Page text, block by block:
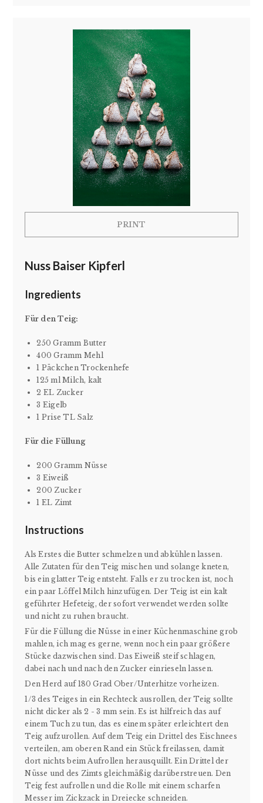
PRINT
Nuss Baiser Kipferl
Ingredients
Für den Teig:
250 Gramm Butter
400 Gramm Mehl
1 Päckchen Trockenhefe
125 ml Milch, kalt
2 EL Zucker
3 Eigelb
1 Prise TL Salz
Für die Füllung
200 Gramm Nüsse
3 Eiweiß
200 Zucker
1 EL Zimt
Instructions
Als Erstes die Butter schmelzen und abkühlen lassen.
Alle Zutaten für den Teig mischen und solange kneten,
bis ein glatter Teig entsteht. Falls er zu trocken ist, noch
ein paar Löffel Milch hinzufügen. Der Teig ist ein kalt
geführter Hefeteig, der sofort verwendet werden sollte
und nicht zu ruhen braucht.
Für die Füllung die Nüsse in einer Küchenmaschine grob
mahlen, ich mag es gerne, wenn noch ein paar größere
Stücke dazwischen sind. Das Eiweiß steif schlagen,
dabei nach und nach den Zucker einrieseln lassen.
Den Herd auf 180 Grad Ober/Unterhitze vorheizen.
1/3 des Teiges in ein Rechteck ausrollen, der Teig sollte
nicht dicker als 2 - 3 mm sein. Es ist hilfreich das auf
einem Tuch zu tun, das es einem später erleichtert den
Teig aufzurollen. Auf dem Teig ein Drittel des Eischnees
verteilen, am oberen Rand ein Stück freilassen, damit
dort nichts beim Aufrollen herausquillt. Ein Drittel der
Nüsse und des Zimts gleichmäßig darüberstreuen. Den
Teig fest aufrollen und die Rolle mit einem scharfen
Messer im Zickzack in Dreiecke schneiden.